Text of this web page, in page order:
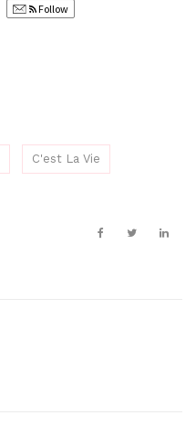
Follow
C'est La Vie